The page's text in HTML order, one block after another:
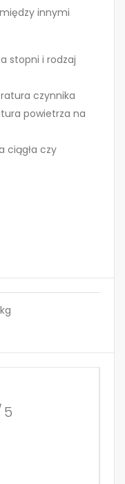
innymi
stopni i rodzaj
czynnika
powietrza na
ciągła czy